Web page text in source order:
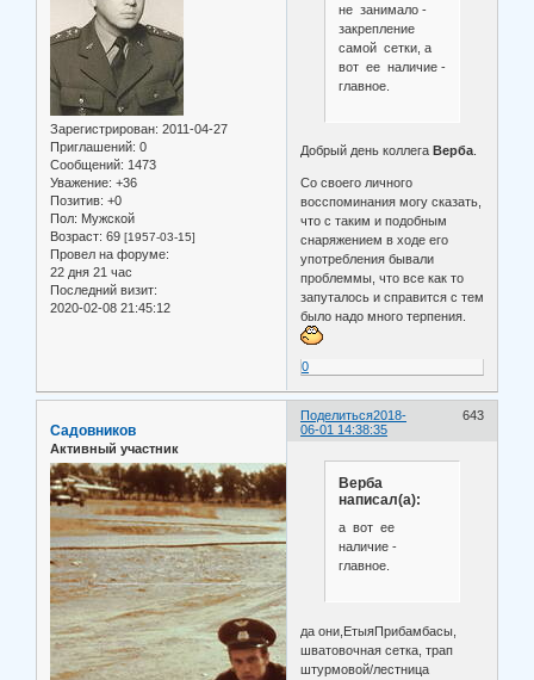
Зарегистрирован: 2011-04-27
Приглашений: 0
Сообщений: 1473
Уважение: +36
Позитив: +0
Пол: Мужской
Возраст: 69 [1957-03-15]
Провел на форуме:
22 дня 21 час
Последний визит:
2020-02-08 21:45:12
не занимало -
закрепление
самой сетки, а
вот ее наличие -
главное.
Добрый день коллегаВерба
Со своего личного
восспоминания могу сказать,
что с таким и подобным
снаряжением в ходе его
употребления бывали
проблеммы, что все как то
запуталось и справится с тем
было надо много терпения.
0
Поделиться 643
2018-
06-01 14:38:35
Садовников
Активный участник
Верба
написал(а):
а вот ее
наличие -
главное.
да они,ЕтыяПрибамбасы,
шватовочная сетка, трап
штурмовой/лестница